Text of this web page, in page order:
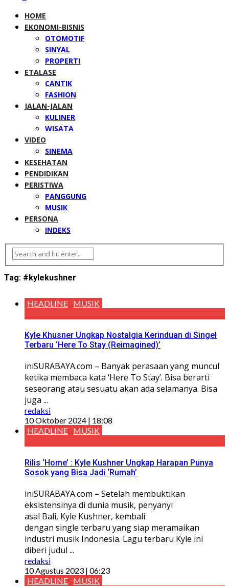
HOME
EKONOMI-BISNIS
OTOMOTIF
SINYAL
PROPERTI
ETALASE
CANTIK
FASHION
JALAN-JALAN
KULINER
WISATA
VIDEO
SINEMA
KESEHATAN
PENDIDIKAN
PERISTIWA
PANGGUNG
MUSIK
PERSONA
INDEKS
Tag: #kylekushner
HEADLINE MUSIK
Kyle Khusner Ungkap Nostalgia Kerinduan di Singel
Terbaru ‘Here To Stay (Reimagined)’
iniSURABAYA.com – Banyak perasaan yang muncul
ketika membaca kata ‘Here To Stay’. Bisa berarti
seseorang atau sesuatu akan ada selamanya. Bisa
juga ...
redaksi
10 Oktober 2024 | 18:08
HEADLINE MUSIK
Rilis ‘Home’ : Kyle Kushner Ungkap Harapan Punya
Sosok yang Bisa Jadi ‘Rumah’
iniSURABAYA.com – Setelah membuktikan
eksistensinya di dunia musik, penyanyi
asal Bali, Kyle Kushner, kembali
dengan single terbaru yang siap meramaikan
industri musik Indonesia. Lagu terbaru Kyle ini
diberi judul ...
redaksi
10 Agustus 2023 | 06:23
HEADLINE MUSIK